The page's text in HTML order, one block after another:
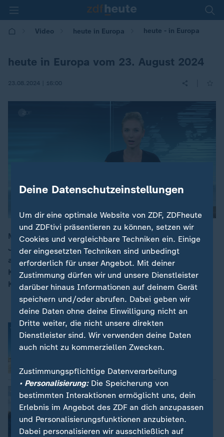
Video heute in Europa heute - in Europa
heute in Europa vom 23. August 2024
23.08.2024 | 16:00
00:15
Mit den Themen: Demonstration für Freiheit –
Jahrestag baltischer Menschenkette / Siegessymbol
als Spende – Wassermelonen für ukrainische Armee /
Kinderarmut in Frankreich – Ferientag für vergessene
Kinder
„Ferientag der Vergessenen“ in
Frankreich
Anna Warsberg
Video 2:10
Baltikum: Menschenkette für den
Frieden
Natalie Suzanne Steger
Video2:30
Deine Datenschutzeinstellungen
Um dir eine optimale Website von ZDF, ZDFheute
und ZDFtivi präsentieren zu können, setzen wir
Cookies und vergleichbare Techniken ein. Einige
der eingesetzten Techniken sind unbedingt
erforderlich für unser Angebot. Mit deiner
Zustimmung dürfen wir und unsere Dienstleister
darüber hinaus Informationen auf deinem Gerät
speichern und/oder abrufen. Dabei geben wir
deine Daten ohne deine Einwilligung nicht an
Dritte weiter, die nicht unsere direkten
Dienstleister sind. Wir verwenden deine Daten
auch nicht zu kommerziellen Zwecken.
Zustimmungspflichtige Datenverarbeitung
• Personalisierung:Die Speicherung von
bestimmten Interaktionen ermöglicht uns, dein
Erlebnis im Angebot des ZDF an dich anzupassen
und Personalisierungsfunktionen anzubieten.
Dabei personalisieren wir ausschließlich auf